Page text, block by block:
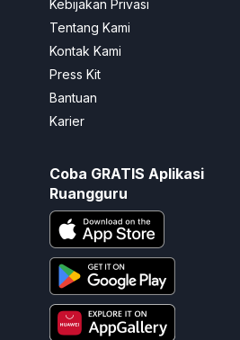
Kebijakan Privasi
Tentang Kami
Kontak Kami
Press Kit
Bantuan
Karier
Coba GRATIS Aplikasi
Ruangguru